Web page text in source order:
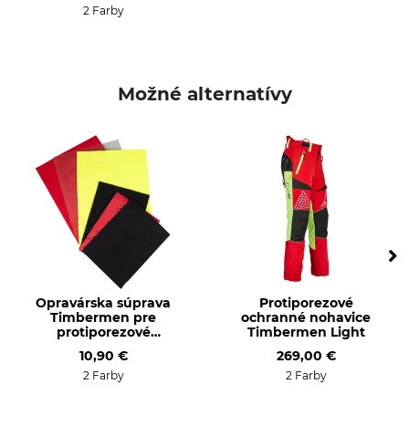
100% Polypropylén
Protiporezová ochrana
69% Polypropylén
Pranie
40 °C farebná bielizeň
Sušenie
Nesušte v sušičke
Profesionálna starostlivosť
o textílie
Nečistite nasucho
Červeno-žltá
Konfekčná veľkosť
2 Farby
Možné alternatívy
Opravárska súprava
Timbermen pre
protiporezové
10,90 €
2 Farby
Protiporezové
ochranné nohavice
Timbermen Light
269,00 €
2 Farby